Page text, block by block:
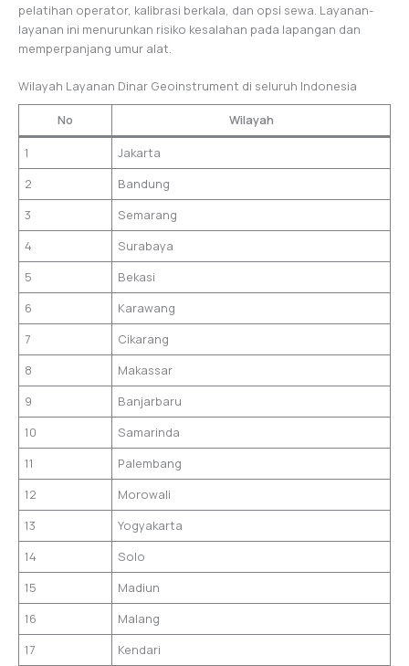
pelatihan operator, kalibrasi berkala, dan opsi sewa. Layanan-
layanan ini menurunkan risiko kesalahan pada lapangan dan
memperpanjang umur alat.
Wilayah Layanan Dinar Geoinstrument di seluruh Indonesia
No
Wilayah
1
Jakarta
2
Bandung
3
Semarang
4
Surabaya
5
Bekasi
6
Karawang
7
Cikarang
8
Makassar
9
Banjarbaru
10
Samarinda
11
Palembang
12
Morowali
13
Yogyakarta
14
Solo
15
Madiun
16
Malang
17
Kendari